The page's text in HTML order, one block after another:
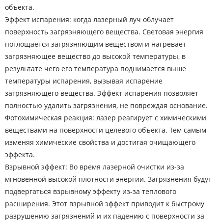
объекта.
Эффект испарения: когда лазерный луч облучает
поверхность загрязняющего вещества. Световая энергия
поглощается загрязняющим веществом и нагревает
загрязняющее вещество до высокой температуры, в
результате чего его температура поднимается выше
температуры испарения, вызывая испарение
загрязняющего вещества. Эффект испарения позволяет
полностью удалить загрязнения, не повреждая основание.
Фотохимическая реакция: лазер реагирует с химическими
веществами на поверхности целевого объекта. Тем самым
изменяя химические свойства и достигая очищающего
эффекта.
Взрывной эффект: Во время лазерной очистки из-за
мгновенной высокой плотности энергии. Загрязнения будут
подвергаться взрывному эффекту из-за теплового
расширения. Этот взрывной эффект приводит к быстрому
разрушению загрязнений и их падению с поверхности за